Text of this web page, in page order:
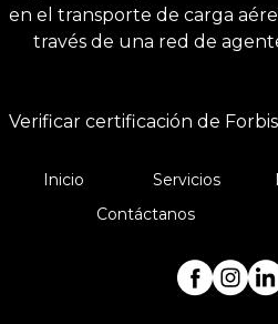
en el transporte de carga
través de una red de
Verificar certificación de Forbis
Inicio Servicios
Contáctanos